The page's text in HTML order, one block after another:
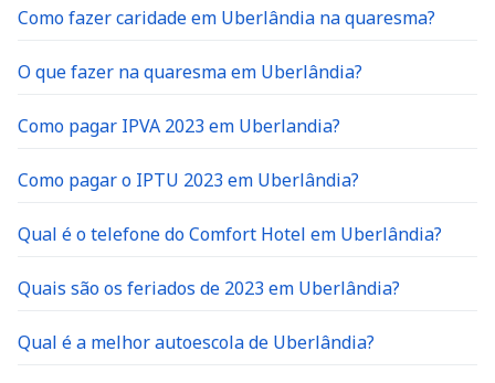
Como fazer caridade em Uberlândia na quaresma?
O que fazer na quaresma em Uberlândia?
Como pagar IPVA 2023 em Uberlandia?
Como pagar o IPTU 2023 em Uberlândia?
Qual é o telefone do Comfort Hotel em Uberlândia?
Quais são os feriados de 2023 em Uberlândia?
Qual é a melhor autoescola de Uberlândia?